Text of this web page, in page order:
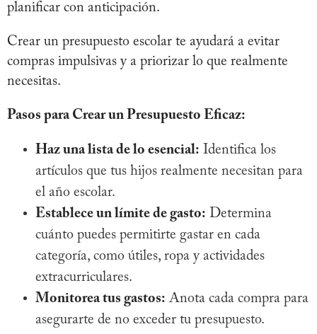
planificar con anticipación.
Crear un presupuesto escolar te ayudará a evitar
compras impulsivas y a priorizar lo que realmente
necesitas.
Pasos para Crear un Presupuesto Eficaz:
Haz una lista de lo esencial: Identifica los
artículos que tus hijos realmente necesitan para
el año escolar.
Establece un límite de gasto: Determina
cuánto puedes permitirte gastar en cada
categoría, como útiles, ropa y actividades
extracurriculares.
Monitorea tus gastos: Anota cada compra para
asegurarte de no exceder tu presupuesto.